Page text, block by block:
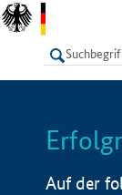
LISTE
Auf der